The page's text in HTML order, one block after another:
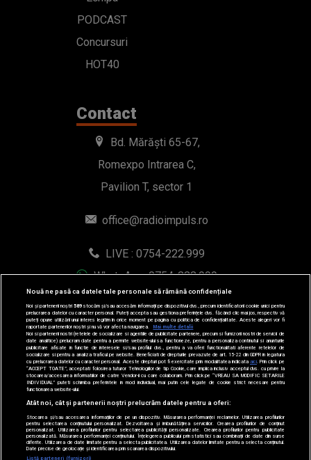
Bd. Mărăști 65-67,
Romexpo Intrarea C,
Pavilion T, sector 1
LIVE : 0754-222.999
WhatsApp: 0754-222.999
© 2019-2026 DOGAN MEDIA INTERNATIONAL SA, Toate
drepturile rezervate.
Nouă ne pasă ca datele tale personale să rămână confidențiale
Noi și partenerii noștri589stocăm și/sau accesăm informații pe dispozitivul dvs., precum identificatorii cookie unici pentru
prelucrarea datelor cu caracter personal. Puteți accepta sau gestiona preferințele dvs. făcând clic mai jos, respectiv vă
puteți opune utilizării unui interes legitim în orice moment pe pagina cu politica de confidențialitate. Aceste alegeri vor fi
raportate partenerilor noștri și nu vă vor afecta navigarea.
Mai multe detalii
Noi si partenerii nostri (retelele de socializare si agentiile de publicitate partenere, precum si furnizorii nostri de servicii de
date analitice) prelucram date pentru a permite website-ului sa functioneze, pentru a personaliza continutul si anunturile
publicitare afisate in functie de interesele si/sau profilul dvs., pentru a va oferi functionalitati aferente retelelor de
socializare si pentru a analiza traficul pe website. Beneficiati de drepturile prevazute de art. 15-22 din GDPR in legatura
cu prelucrarea datelor cu caracter personal. Aceste drepturi pot fi exercitate prin modalitatea indicataaici . Prin click pe
“ACCEPT TOATE”, acceptati folosirea tuturor Tehnologiilor de tip Cookie, care implica inclusiv acceptul dvs. cu privire la
stocarea/accesarea informatiilor de catre Vendor-ii cu care colaboram. Prin click pe “VREAU SA MODIFIC SETARILE
INDIVIDUAL” puteti schimba preferintele in mod individual, mai putin cele legate de cookie strict necesare pentru
functionarea website-ului.
Atât noi, cât și partenerii noștri prelucrăm datele pentru a oferi:
Stocarea și/sau accesarea informațiilor de pe un dispozitiv. Măsurarea performanței reclamelor. Utilizarea profilurilor
pentru selectarea conținutului personalizat. Dezvoltarea și îmbunătățirea serviciilor. Crearea profilurilor de conținut
personalizat. Utilizarea profilurilor pentru selectarea publicității personalizate. Crearea profilurilor pentru publicitate
personalizată. Măsurarea performanței conținutului. Înțelegerea publicului prin statistici sau combinații de date din surse
diferite. Utilizarea de date limitate pentru a selecta publicitatea. Utilizarea datelor limitate pentru a selecta conținutul.
Date precise de geolocație și identificarea prin scanarea dispozitivului.
Listă parteneri (furnizori)